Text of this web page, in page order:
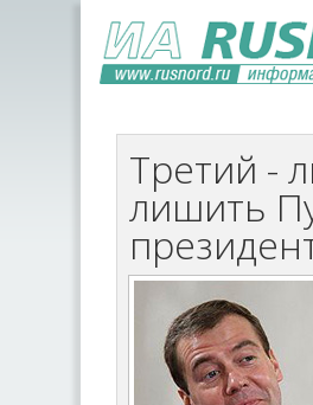
Третий -
лишить